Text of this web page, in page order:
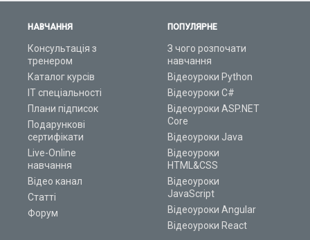
НАВЧАННЯ
Консультація з
тренером
Каталог курсів
ІТ спеціальності
Плани підписок
Подарункові
сертифікати
Live-Online
навчання
Відео канал
Статті
Форум
ПОПУЛЯРНЕ
З чого розпочати
навчання
Відеоуроки Python
Відеоуроки C#
Відеоуроки ASP.NET
Core
Відеоуроки Java
Відеоуроки
HTML&CSS
Відеоуроки
JavaScript
Відеоуроки Angular
Відеоуроки React